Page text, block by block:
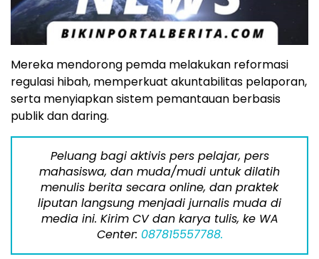
Mereka mendorong pemda melakukan reformasi
regulasi hibah, memperkuat akuntabilitas pelaporan,
serta menyiapkan sistem pemantauan berbasis
publik dan daring.
Peluang bagi aktivis pers pelajar, pers
mahasiswa, dan muda/mudi untuk dilatih
menulis berita secara online, dan praktek
liputan langsung menjadi jurnalis muda di
media ini. Kirim CV dan karya tulis, ke WA
Center: 087815557788.